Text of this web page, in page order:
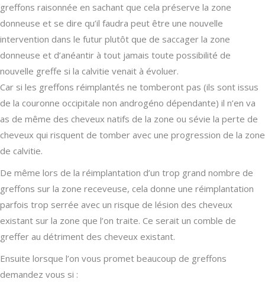
greffons raisonnée en sachant que cela préserve la zone
donneuse et se dire qu’il faudra peut être une nouvelle
intervention dans le futur plutôt que de saccager la zone
donneuse et d’anéantir à tout jamais toute possibilité de
nouvelle greffe si la calvitie venait à évoluer.
Car si les greffons réimplantés ne tomberont pas (ils sont issus
de la couronne occipitale non androgéno dépendante) il n’en va
as de même des cheveux natifs de la zone ou sévie la perte de
cheveux qui risquent de tomber avec une progression de la zone
de calvitie.
De même lors de la réimplantation d’un trop grand nombre de
greffons sur la zone receveuse, cela donne une réimplantation
parfois trop serrée avec un risque de lésion des cheveux
existant sur la zone que l’on traite. Ce serait un comble de
greffer au détriment des cheveux existant.
Ensuite lorsque l’on vous promet beaucoup de greffons
demandez vous si :